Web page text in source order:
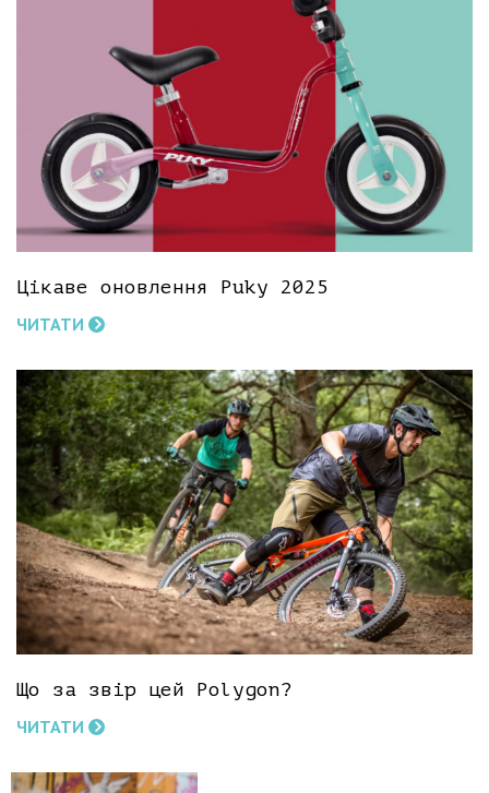
Цікаве оновлення Puky 2025
ЧИТАТИ
Що за звір цей Polygon?
ЧИТАТИ